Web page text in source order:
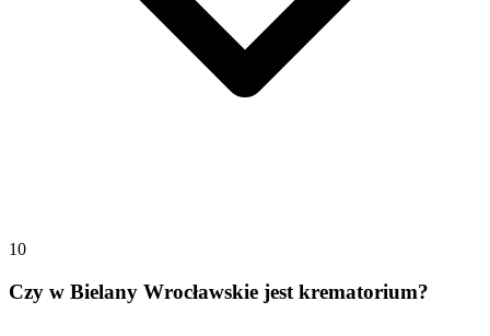
10
Czy w Bielany Wrocławskie jest krematorium?